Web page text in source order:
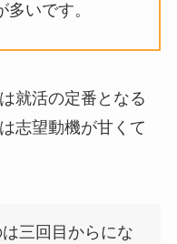
いです。
就活の定番となる
志望動機が甘くて
三回目からにな